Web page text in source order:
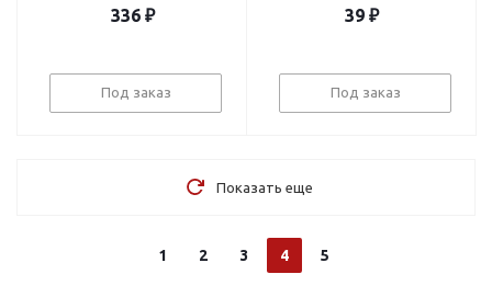
336₽
Под заказ
39 ₽
Под заказ
Показать еще
1 2 3 4 5